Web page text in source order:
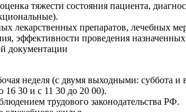
тяжести состояния пациента,
лекарственных препаратов, лечебных
эффективности проведения
документации
неделя (с двумя выходными: суббота и
16 30 и с 11 30 до 20 00).
трудового законодательства РФ.